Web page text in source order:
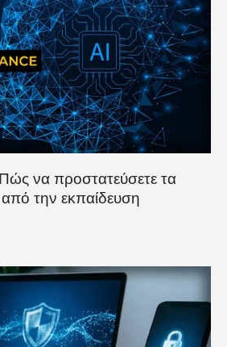
να προστατεύσετε τα
την εκπαίδευση